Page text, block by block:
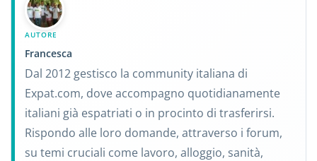
AUTORE
Francesca
Dal 2012 gestisco la community italiana di
Expat.com, dove accompagno quotidianamente
italiani già espatriati o in procinto di trasferirsi.
Rispondo alle loro domande, attraverso i forum,
su temi cruciali come lavoro, alloggio, sanità,